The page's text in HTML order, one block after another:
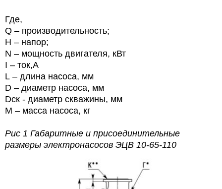
Где,
Q – производительность;
Н – напор;
N – мощность двигателя, кВт
I – ток,А
L – длина насоса, мм
D – диаметр насоса, мм
Dск - диаметр скважины, мм
M – масса насоса, кг
Рис 1 Габаритные и присоединительные
размеры электронасосов ЭЦВ 10-65-110